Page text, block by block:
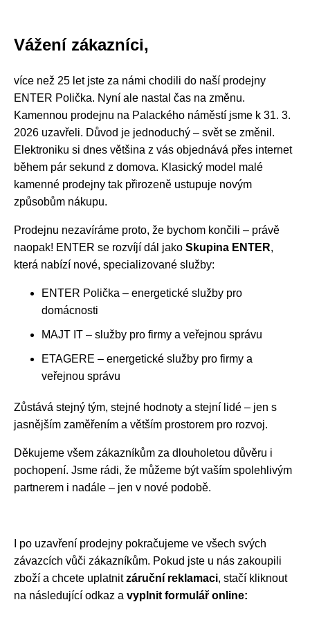
Vážení zákazníci,
více než 25 let jste za námi chodili do naší prodejny
ENTER Polička. Nyní ale nastal čas na změnu.
Kamennou prodejnu na Palackého náměstí jsme k 31. 3.
2026 uzavřeli. Důvod je jednoduchý – svět se změnil.
Elektroniku si dnes většina z vás objednává přes internet
během pár sekund z domova. Klasický model malé
kamenné prodejny tak přirozeně ustupuje novým
způsobům nákupu.
Prodejnu nezavíráme proto, že bychom končili – právě
naopak! ENTER se rozvíjí dál jako Skupina ENTER,
která nabízí nové, specializované služby:
ENTER Polička – energetické služby pro
domácnosti
MAJT IT – služby pro firmy a veřejnou správu
ETAGERE – energetické služby pro firmy a
veřejnou správu
Zůstává stejný tým, stejné hodnoty a stejní lidé – jen s
jasnějším zaměřením a větším prostorem pro rozvoj.
Děkujeme všem zákazníkům za dlouholetou důvěru i
pochopení. Jsme rádi, že můžeme být vaším spolehlivým
partnerem i nadále – jen v nové podobě.
I po uzavření prodejny pokračujeme ve všech svých
závazcích vůči zákazníkům. Pokud jste u nás zakoupili
zboží a chcete uplatnitzáruční reklamaci, stačí kliknout
na následující odkaz a vyplnit formulář online: